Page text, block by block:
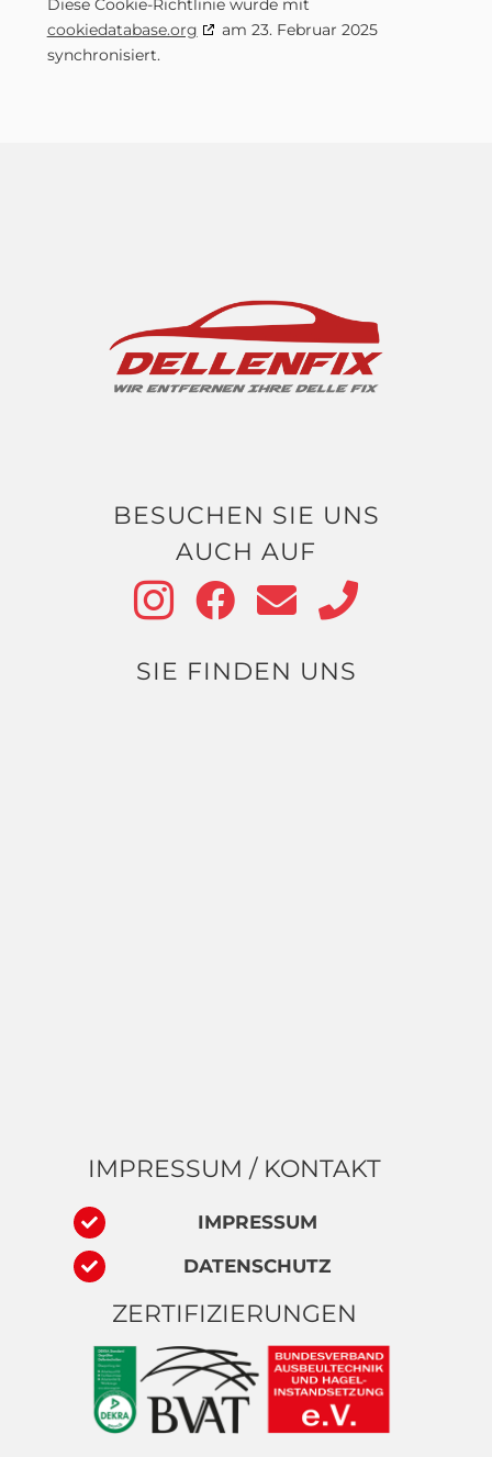
Diese Cookie-Richtlinie wurde mit
cookiedatabase.org
am 23. Februar 2025
synchronisiert.
BESUCHEN SIE UNS
AUCH AUF
SIE FINDEN UNS
IMPRESSUM / KONTAKT
IMPRESSUM
DATENSCHUTZ
ZERTIFIZIERUNGEN